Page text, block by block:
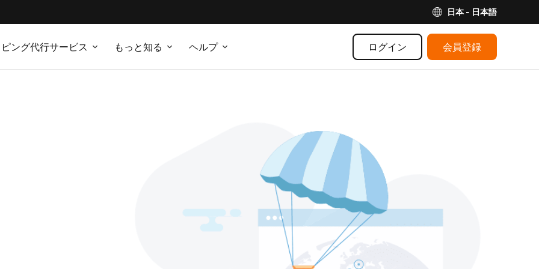
日本 - 日本語
ング代行サービス もっと知る ヘルプ ログイン 会員登録